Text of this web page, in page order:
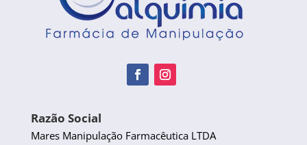
Razão Social
Mares Manipulação Farmacêutica LTDA